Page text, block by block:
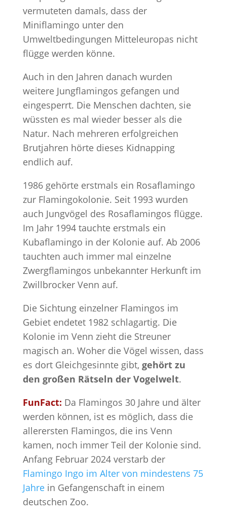
vermuteten damals, dass der
Miniflamingo unter den
Umweltbedingungen Mitteleuropas nicht
flügge werden könne.
Auch in den Jahren danach wurden
weitere Jungflamingos gefangen und
eingesperrt. Die Menschen dachten, sie
wüssten es mal wieder besser als die
Natur. Nach mehreren erfolgreichen
Brutjahren hörte dieses Kidnapping
endlich auf.
1986 gehörte erstmals ein Rosaflamingo
zur Flamingokolonie. Seit 1993 wurden
auch Jungvögel des Rosaflamingos flügge.
Im Jahr 1994 tauchte erstmals ein
Kubaflamingo in der Kolonie auf. Ab 2006
tauchten auch immer mal einzelne
Zwergflamingos unbekannter Herkunft im
Zwillbrocker Venn auf.
Die Sichtung einzelner Flamingos im
Gebiet endetet 1982 schlagartig. Die
Kolonie im Venn zieht die Streuner
magisch an. Woher die Vögel wissen, dass
es dort Gleichgesinnte gibt, gehört zu
den großen Rätseln der Vogelwelt.
FunFact: Da Flamingos 30 Jahre und älter
werden können, ist es möglich, dass die
allerersten Flamingos, die ins Venn
kamen, noch immer Teil der Kolonie sind.
Anfang Februar 2024 verstarb der
Flamingo Ingo im Alter von mindestens 75
Jahrein Gefangenschaft in einem
deutschen Zoo.